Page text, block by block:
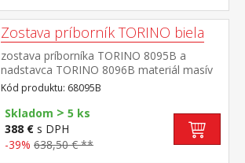
knižnice 8071B (š/h/v) 85 × 37 × 190
cm rozmer vitríny 8072B (š/h/v) 85 × 37 ×
190 cm
Zostava príborník TORINO biela
zostava príborníka TORINO 8095B a
nadstavca TORINO 8096B materiál masív
borovica, farebné prevedenie biely
lak príborník: 2 zásuvky s kovovými
pojazdmi, 2 plné dvere, 1 polica nadstavec:
2 presklené dvere, 1 polica rozmer
príborníka (š/h/v) 90 × 40 × 80 cm rozmer
nadstavca (š/h/v) 90 × 33 × 100 cm
Kód produktu: 68095B
Skladom > 5 ks
388 € s DPH
-39% 638,50 € **